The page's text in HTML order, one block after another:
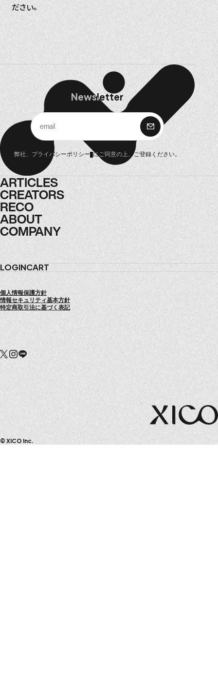
ださい。
Newsletter
購 読
弊社、 プライバシーポリシー にご同意の上、ご登録ください。
ARTICLES
ARTICLES
CREATORS
CREATORS
RECO
RECO
ABOUT
ABOUT
COMPANY
COMPANY
LOGINCART
個人情報保護方針
情報セキュリティ基本方針
特定商取引法に基づく表記
© XICO Inc.